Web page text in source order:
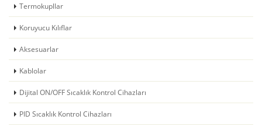
Termokupllar
Koruyucu Kılıflar
Aksesuarlar
Kablolar
Dijital ON/OFF Sıcaklık Kontrol Cihazları
PID Sıcaklık Kontrol Cihazları